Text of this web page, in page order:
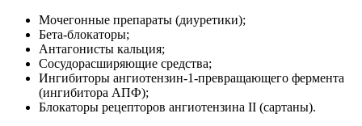
Мочегонные препараты (диуретики);
Бета-блокаторы;
Антагонисты кальция;
Сосудорасширяющие средства;
Ингибиторы ангиотензин-1-превращающего фермента
(ингибитора АПФ);
Блокаторы рецепторов ангиотензина II (сартаны).